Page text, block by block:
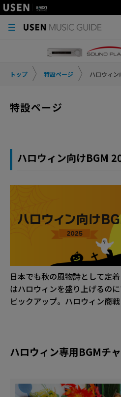
トップ 特設ページ ハロウィ
特設ページ
ハロウィン向けBGM
日本でも秋の風物詩として定
はハロウィンを盛り上げるの
ピックアップ。ハロウィン商
ハロウィン専用BGMチ